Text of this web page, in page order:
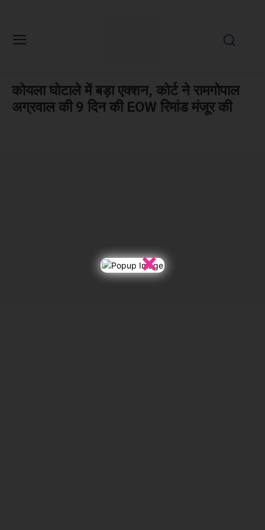
×
कोयला घोटाले में बड़ा एक्शन, कोर्ट ने रामगोपाल
अग्रवाल की 9 दिन की EOW रिमांड मंजूर की